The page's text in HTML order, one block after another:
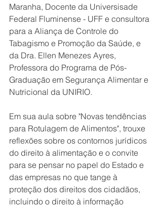
Maranha, Docente da Universisade
Federal Fluminense - UFF e consultora
para a Aliança de Controle do
Tabagismo e Promoção da Saúde, e
da Dra. Ellen Menezes Ayres,
Professora do Programa de Pós-
Graduação em Segurança Alimentar e
Nutricional da UNIRIO.
Em sua aula sobre "Novas tendências
para Rotulagem de Alimentos", trouxe
reflexões sobre os contornos jurídicos
do direito à alimentação e o convite
para se pensar no papel do Estado e
das empresas no que tange à
proteção dos direitos dos cidadãos,
incluindo o direito à informação